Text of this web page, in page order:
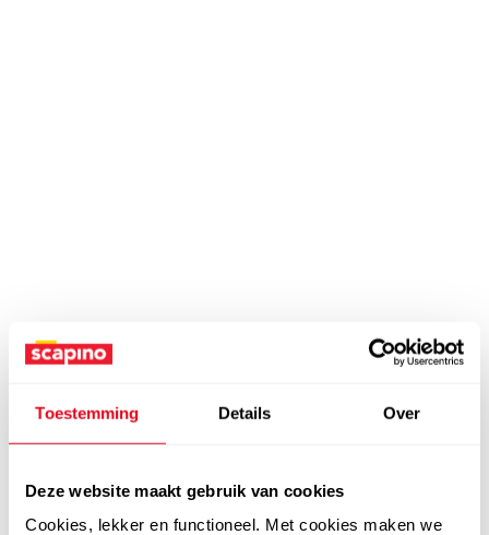
Toestemming Details Over
Deze website maakt gebruik van cookies
Cookies, lekker en functioneel. Met cookies maken we